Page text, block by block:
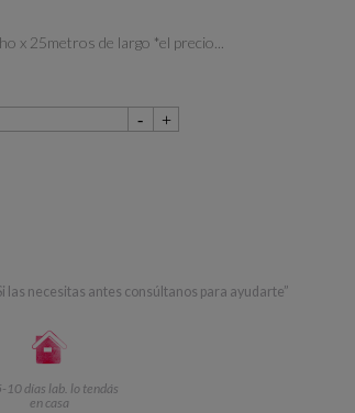
x 25metros de largo *el precio...
las necesitas antes consúltanos para ayudarte”
10 días lab. lo tendás
en casa